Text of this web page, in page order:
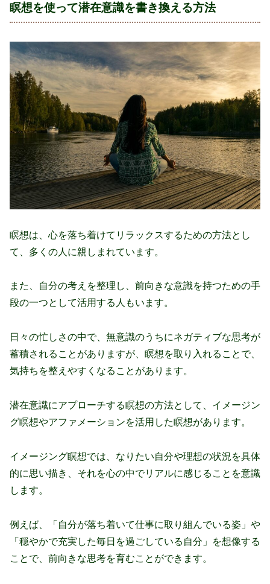
瞑想を使って潜在意識を書き換える方法
瞑想は、心を落ち着けてリラックスするための方法とし
て、多くの人に親しまれています。
また、自分の考えを整理し、前向きな意識を持つための手
段の一つとして活用する人もいます。
日々の忙しさの中で、無意識のうちにネガティブな思考が
蓄積されることがありますが、瞑想を取り入れることで、
気持ちを整えやすくなることがあります。
潜在意識にアプローチする瞑想の方法として、イメージン
グ瞑想やアファメーションを活用した瞑想があります。
イメージング瞑想では、なりたい自分や理想の状況を具体
的に思い描き、それを心の中でリアルに感じることを意識
します。
例えば、「自分が落ち着いて仕事に取り組んでいる姿」や
「穏やかで充実した毎日を過ごしている自分」を想像する
ことで、前向きな思考を育むことができます。